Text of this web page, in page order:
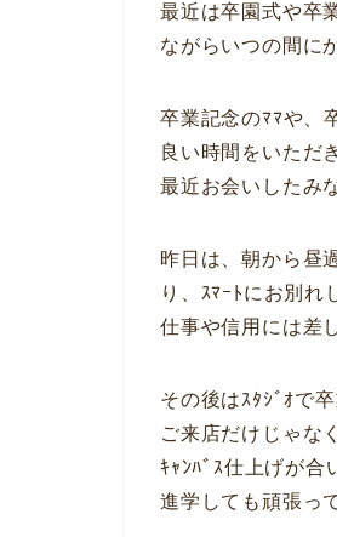
最近は卒園式や卒
ながらいつの間に
卒業記念のﾏﾏや、
良い時間をいただ
最近お会いしたみ
昨日は、朝から昼
り、ｽﾏｰﾄにお別れ
仕事や信用には差
その後はｽﾀｼﾞｵで
ご来店だけじゃな
ｷｬﾝﾊﾞｽ仕上げが合
進学しても頑張っ